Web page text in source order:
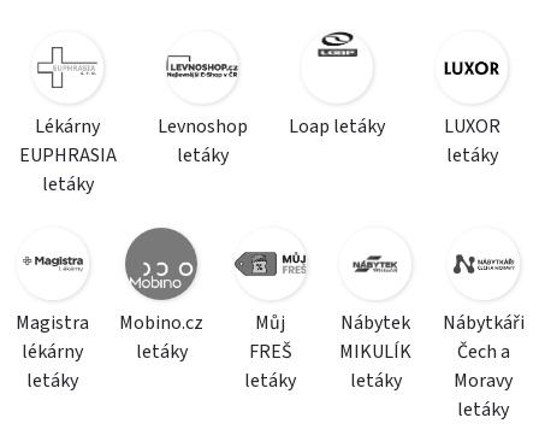
Lékárny
EUPHRASIA
letáky
Levnoshop
letáky
Loap letáky
LUXOR
letáky
Magistra
lékárny
letáky
Mobino.cz
letáky
Můj
FREŠ
letáky
Nábytek
MIKULÍK
letáky
Nábytkáři
Čech a
Moravy
letáky